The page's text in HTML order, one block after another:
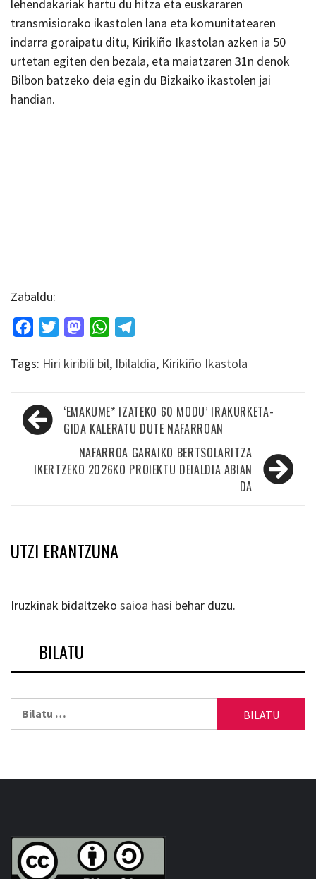
lehendakariak hartu du hitza eta euskararen
transmisiorako ikastolen lana eta komunitatearen
indarra goraipatu ditu, Kirikiño Ikastolan azken ia 50
urtetan egiten den bezala, eta maiatzaren 31n denok
Bilbon batzeko deia egin du Bizkaiko ikastolen jai
handian.
Zabaldu:
FacebookTwitterMastodonWhatsApp
Tags: Hiri kiribili bil, Ibilaldia, Kirikiño Ikastola
Bidalketetan
zehar
nabigatu
‘EMAKUME* IZATEKO 60 MODU’ IRAKURKETA-
GIDA KALERATU DUTE NAFARROAN
NAFARROA GARAIKO BERTSOLARITZA
IKERTZEKO 2026KO PROIEKTU DEIALDIA ABIAN
DA
UTZI ERANTZUNA
Iruzkinak bidaltzeko saioa hasi behar duzu.
BILATU